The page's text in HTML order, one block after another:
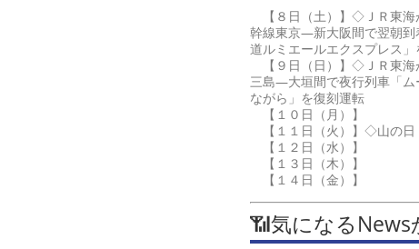
【８日（土）】◇ＪＲ東海
幹線東京―新大阪間で翌朝到
道ルミエールエクスプレス」
【９日（日）】◇ＪＲ東海
三島―大垣間で夜行列車「ム
ながら」を復刻運転
【１０日（月）】
【１１日（火）】◇山の日
【１２日（水）】
【１３日（木）】
【１４日（金）】
📶気になるNews